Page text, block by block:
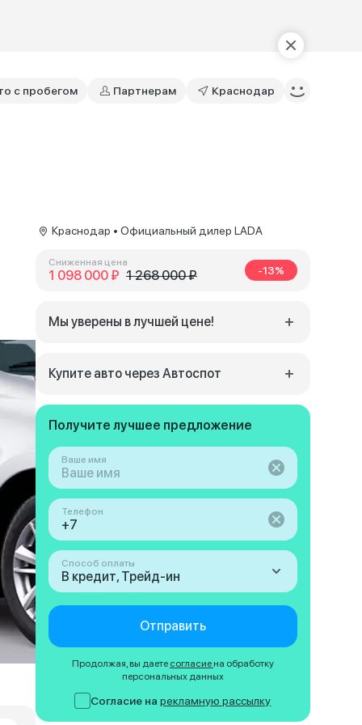
с пробегом Партнерам Краснодар
Краснодар • Официальный дилер LADA
Сниженная цена
1 098 000 ₽ 1 268 000 ₽ -13%
Мы уверены в лучшей цене!
Купите авто через Автоспот
Получите лучшее предложение
Ваше имя
Телефон
Способ оплаты
В кредит, Трейд-ин
Отправить
Продолжая, вы даете согласие на обработку
персональных данных
Согласие нарекламную рассылку